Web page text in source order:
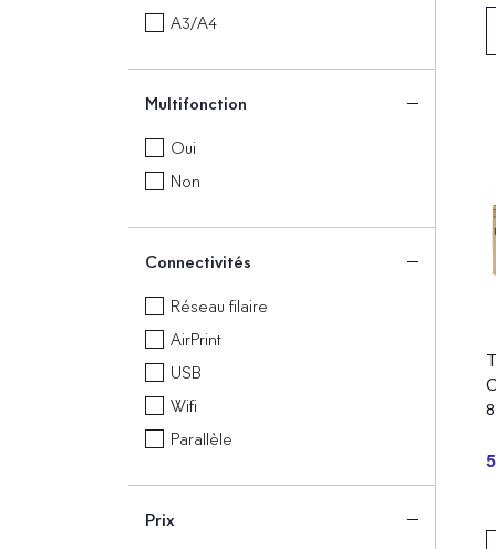
A3/A4
Multifonction
Oui
Non
Connectivités
Réseau filaire
AirPrint
USB
Wifi
Parallèle
Prix